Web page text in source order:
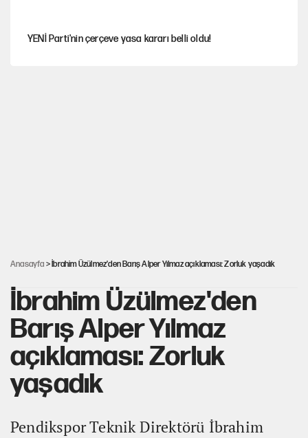
YENİ Parti'nin çerçeve yasa kararı belli oldu!
Anasayfa > İbrahim Üzülmez'den Barış Alper Yılmaz açıklaması: Zorluk yaşadık
İbrahim Üzülmez'den
Barış Alper Yılmaz
açıklaması: Zorluk
yaşadık
Pendikspor Teknik Direktörü İbrahim